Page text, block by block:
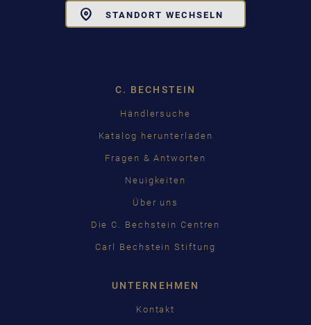
STANDORT WECHSELN
C. BECHSTEIN
Händlersuche
Katalog herunterladen
Fragen & Antworten
Neuigkeiten
Über uns
Die C. Bechstein Centren
Carl Bechstein Stiftung
UNTERNEHMEN
Kontakt